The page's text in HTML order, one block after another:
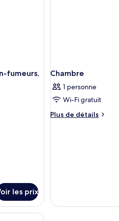
fumeurs,
les prix
Chambre
1 personne
Wi-Fi gratuit
Plus de détails
Plus